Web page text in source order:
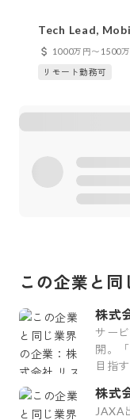
Tech Lead,
1000万円〜1500
リモート勤務可
この企業と同
株式
サー
開。
目指
株式
JAXA